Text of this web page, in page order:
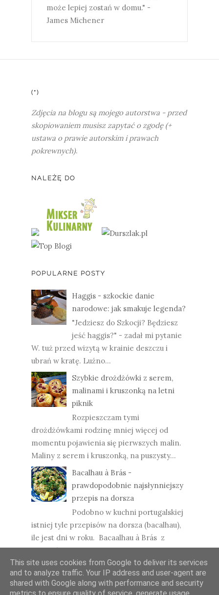
może lepiej zostań w domu." -
James Michener
(*)
Zdjęcia na blogu są mojego autorstwa - przed
skopiowaniem musisz zapytać o zgodę (+
ustawa o prawie autorskim i prawach
pokrewnych).
NALEŻĘ DO
POPULARNE POSTY
Haggis - szkockie danie
narodowe: jak smakuje legenda?
"Jedziesz do Szkocji? Będziesz
jeść haggis?" - zadał mi pytanie
W. tuż przed wizytą w krainie deszczu i
ubrań w kratę. Luźno...
Szybkie drożdżówki z serem,
malinami i kruszonką na letni
piknik
Rozpieszczam tymi
drożdżówkami rodzinę mniej więcej od
momentu pojawienia się pierwszych malin.
Maliny z serem i kruszonką, na puszysty...
Bacalhau à Brás -
prawdopodobnie najsłynniejszy
przepis na dorsza
Podobno w kuchni portugalskiej
istniej tyle przepisów na dorsza (bacalhau),
ile jest dni w roku. Bacaalhau à Brás z
pewnością może rywa...
This site uses cookies from Google to deliver its services
and to analyze traffic. Your IP address and user-agent are
shared with Google along with performance and security